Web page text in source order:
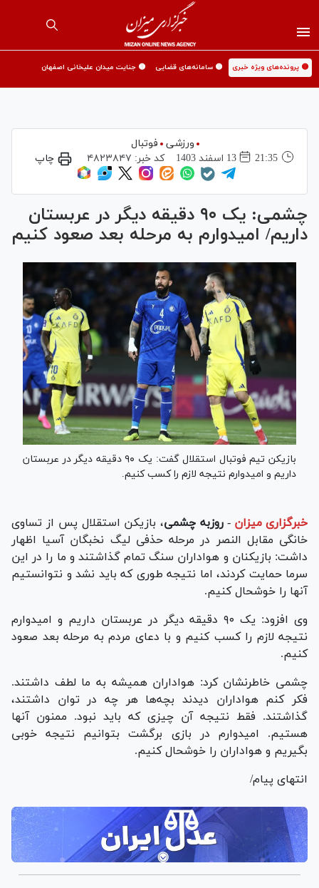
🟡 پرونده‌های ویژه خبری 🟡 سامانه‌های قضایی 🟡 جنایت میدان علیخانی اصفهان
ورزشی
فوتبال
21:35
13 اسفند 1403 کد خبر: ۴۸۲۳۸۴۷ چاپ
چشمی: یک ۹۰ دقیقه دیگر در عربستان
داریم/ امیدوارم به مرحله بعد صعود کنیم
بازیکن تیم فوتبال استقلال گفت: یک ۹۰ دقیقه دیگر در عربستان
داریم و امیدوارم نتیجه لازم را کسب کنیم.
خبرگزاری میزان - روزبه چشمی، بازیکن استقلال پس از تساوی
خانگی مقابل النصر در مرحله حذفی لیگ نخبگان آسیا اظهار
داشت: بازیکنان و هواداران سنگ تمام گذاشتند و ما را در این
سرما حمایت کردند، اما نتیجه طوری که باید نشد و نتوانستیم
آنها را خوشحال کنیم.
وی افزود: یک ۹۰ دقیقه دیگر در عربستان داریم و امیدوارم
نتیجه لازم را کسب کنیم و با دعای مردم به مرحله بعد صعود
کنیم.
چشمی خاطرنشان کرد: هواداران همیشه به ما لطف داشتند.
فکر کنم هواداران دیدند بچه‌ها هر چه در توان داشتند،
گذاشتند. فقط نتیجه آن چیزی که باید نبود. ممنون آنها
هستیم. امیدوارم در بازی برگشت بتوانیم نتیجه خوبی
بگیریم و هواداران را خوشحال کنیم.
انتهای پیام/